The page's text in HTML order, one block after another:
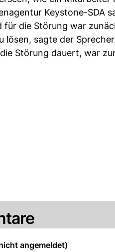
Keystone-SDA
für die Störung war
lösen, sagte der
Störung dauert, war
angemeldet)